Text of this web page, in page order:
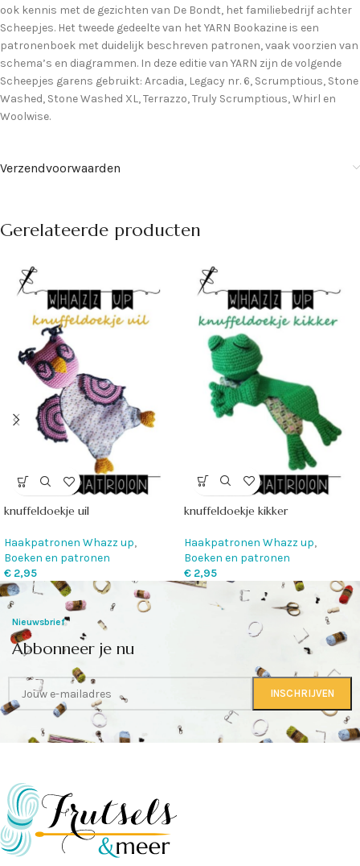
ook kennis met de gezichten van De Bondt, het familiebedrijf achter
Scheepjes. Het tweede gedeelte van het YARN Bookazine is een
patronenboek met duidelijk beschreven patronen, vaak voorzien van
schema’s en diagrammen. In deze editie van YARN zijn de volgende
Scheepjes garens gebruikt: Arcadia, Legacy nr. 6, Scrumptious, Stone
Washed, Stone Washed XL, Terrazzo, Truly Scrumptious, Whirl en
Woolwise.
Verzendvoorwaarden
Gerelateerde producten
knuffeldoekje uil
Haakpatronen Whazz up,
Boeken en patronen
€ 2,95
knuffeldoekje kikker
Haakpatronen Whazz up,
Boeken en patronen
€ 2,95
Nieuwsbrief
Abbonneer je nu